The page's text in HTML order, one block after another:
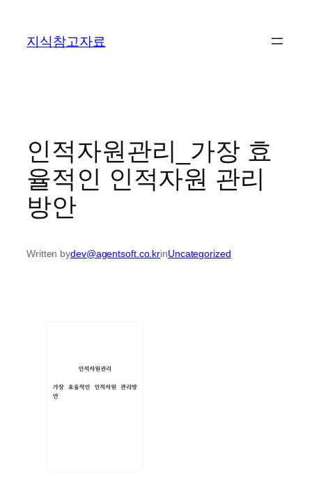
지식참고자료
인적자원관리_가장 효
율적인 인적자원 관리
방안
Written bydev@agentsoft.co.krinUncategorized